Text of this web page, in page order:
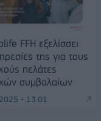
FFH εξελίσσει
της για τους
πελάτες
συμβολαίων
- 13:01